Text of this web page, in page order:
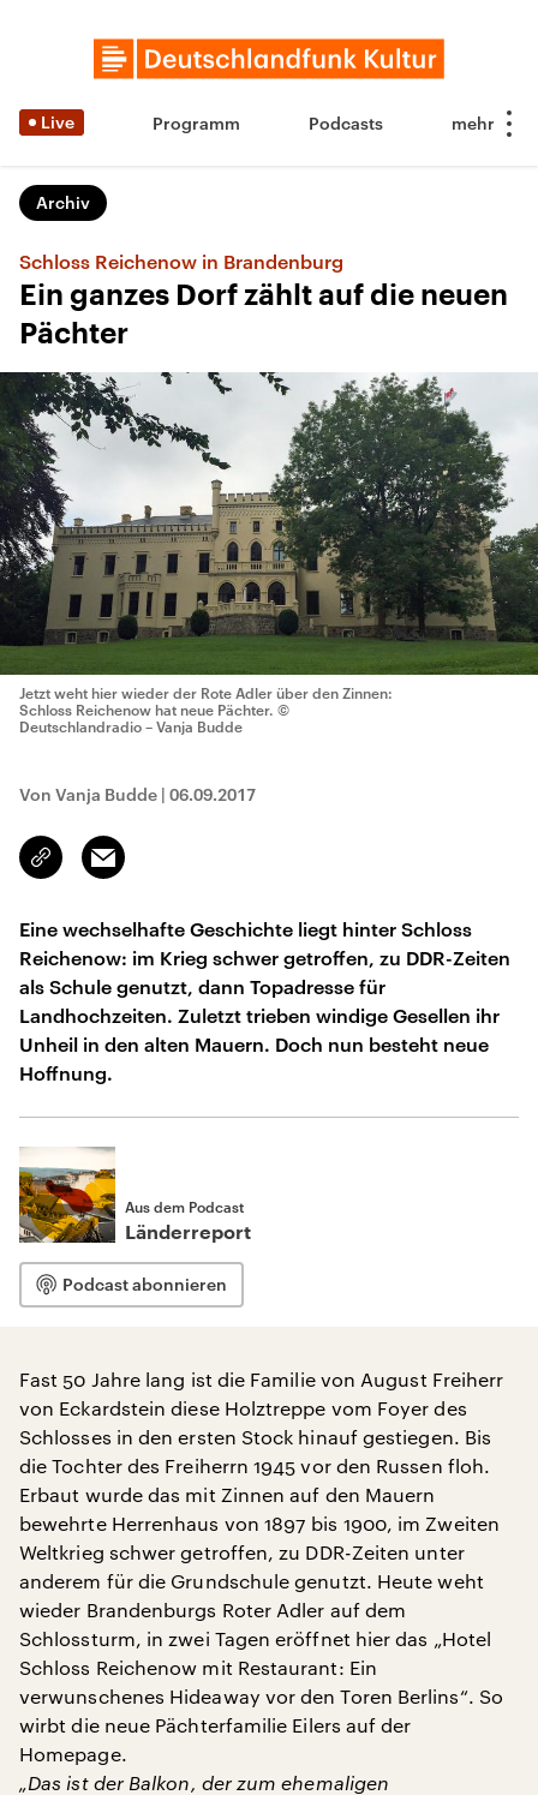
Live Programm Podcasts
Archiv
Schloss Reichenow in Brandenburg
Ein ganzes Dorf zählt auf die neuen
Pächter
Jetzt weht hier wieder der Rote Adler über den Zinnen:
Schloss Reichenow hat neue Pächter. ©
Deutschlandradio – Vanja Budde
Von Vanja Budde | 06.09.2017
Link
kopieren/teilen
Email
Eine wechselhafte Geschichte liegt hinter Schloss
Reichenow: im Krieg schwer getroffen, zu DDR-Zeiten
als Schule genutzt, dann Topadresse für
Landhochzeiten. Zuletzt trieben windige Gesellen ihr
Unheil in den alten Mauern. Doch nun besteht neue
Hoffnung.
Aus dem Podcast
Länderreport
Podcast abonnieren
Fast 50 Jahre lang ist die Familie von August Freiherr
von Eckardstein diese Holztreppe vom Foyer des
Schlosses in den ersten Stock hinauf gestiegen. Bis
die Tochter des Freiherrn 1945 vor den Russen floh.
Erbaut wurde das mit Zinnen auf den Mauern
bewehrte Herrenhaus von 1897 bis 1900, im Zweiten
Weltkrieg schwer getroffen, zu DDR-Zeiten unter
anderem für die Grundschule genutzt. Heute weht
wieder Brandenburgs Roter Adler auf dem
Schlossturm, in zwei Tagen eröffnet hier das „Hotel
Schloss Reichenow mit Restaurant: Ein
verwunschenes Hideaway vor den Toren Berlins“. So
wirbt die neue Pächterfamilie Eilers auf der
Homepage.
„Das ist der Balkon, der zum ehemaligen